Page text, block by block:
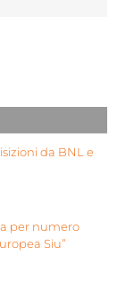
da BNL e
per numero
Siu”